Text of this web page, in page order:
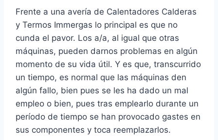
Frente a una avería de Calentadores Calderas
y Termos Immergas lo principal es que no
cunda el pavor. Los a/a, al igual que otras
máquinas, pueden darnos problemas en algún
momento de su vida útil. Y es que, transcurrido
un tiempo, es normal que las máquinas den
algún fallo, bien pues se les ha dado un mal
empleo o bien, pues tras emplearlo durante un
período de tiempo se han provocado gastes en
sus componentes y toca reemplazarlos.